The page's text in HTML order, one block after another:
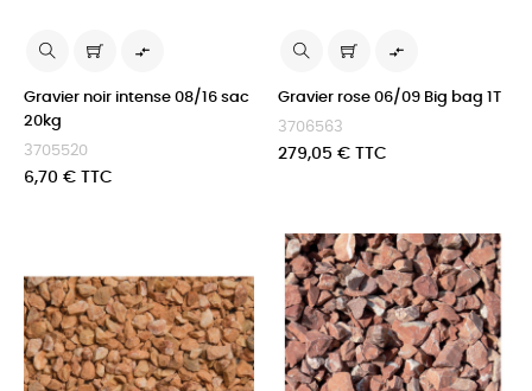

Gravier noir intense 08/16 sac
20kg
3705520
Prix
6,70 € TTC

Gravier rose 06/09 Big bag 1T
3706563
Prix
279,05 € TTC